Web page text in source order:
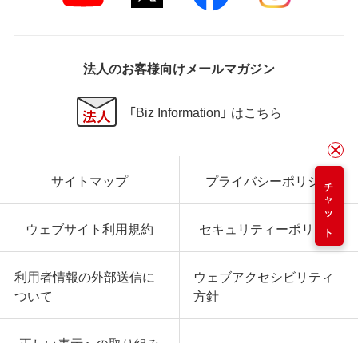
チャット
法人のお客様向けメールマガジン
「Biz Information」 はこちら
サイトマップ プライバシーポリシー
ウェブサイト利用規約 セキュリティーポリシー
利用者情報の外部送信に
ついて
ウェブアクセシビリティ
方針